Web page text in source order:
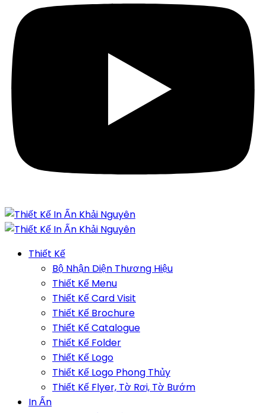
Thiết Kế
Bộ Nhận Diện Thương Hiệu
Thiết Kế Menu
Thiết Kế Card Visit
Thiết Kế Brochure
Thiết Kế Catalogue
Thiết Kế Folder
Thiết Kế Logo
Thiết Kế Logo Phong Thủy
Thiết Kế Flyer, Tờ Rơi, Tờ Bướm
In Ấn